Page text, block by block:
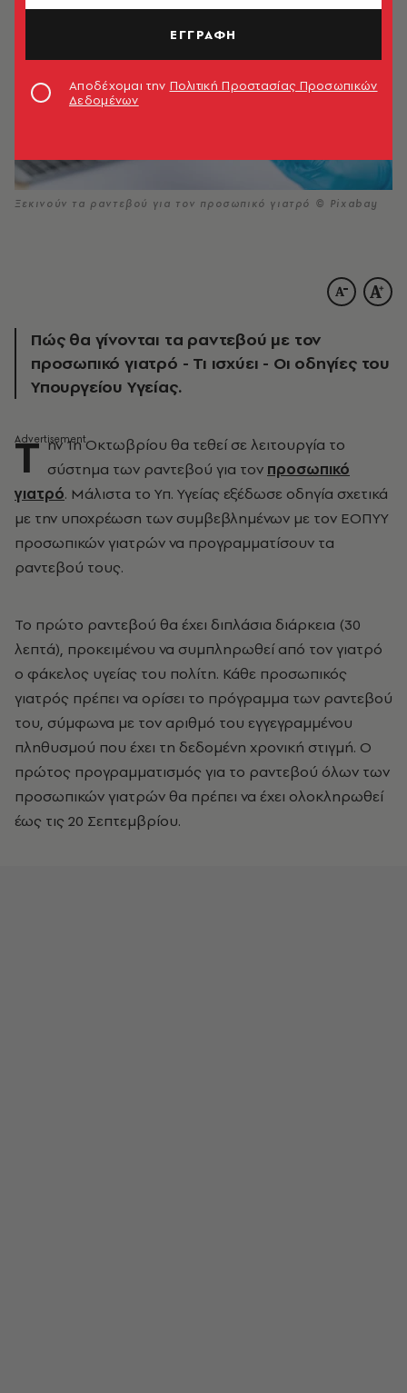
Ξεκινούν τα ραντεβού για τον προσωπικό γιατρό © Pixabay
Πώς θα γίνονται τα ραντεβού με τον
προσωπικό γιατρό - Τι ισχύει - Οι οδηγίες του
Υπουργείου Υγείας.
Τ ην 1η Οκτωβρίου θα τεθεί σε λειτουργία το
σύστημα των ραντεβού για τον προσωπικό
γιατρό. Μάλιστα το Υπ. Υγείας εξέδωσε οδηγία σχετικά
με την υποχρέωση των συμβεβλημένων με τον ΕΟΠΥΥ
προσωπικών γιατρών να προγραμματίσουν τα
ραντεβού τους.
Το πρώτο ραντεβού θα έχει διπλάσια διάρκεια (30
λεπτά), προκειμένου να συμπληρωθεί από τον γιατρό
ο φάκελος υγείας του πολίτη. Κάθε προσωπικός
γιατρός πρέπει να ορίσει το πρόγραμμα των ραντεβού
του, σύμφωνα με τον αριθμό του εγγεγραμμένου
πληθυσμού που έχει τη δεδομένη χρονική στιγμή. Ο
πρώτος προγραμματισμός για το ραντεβού όλων των
προσωπικών γιατρών θα πρέπει να έχει ολοκληρωθεί
έως τις 20 Σεπτεμβρίου.
ΕΓΓΡΑΦΗ
Αποδέχομαι την Πολιτική Προστασίας Προσωπικών
Δεδομένων